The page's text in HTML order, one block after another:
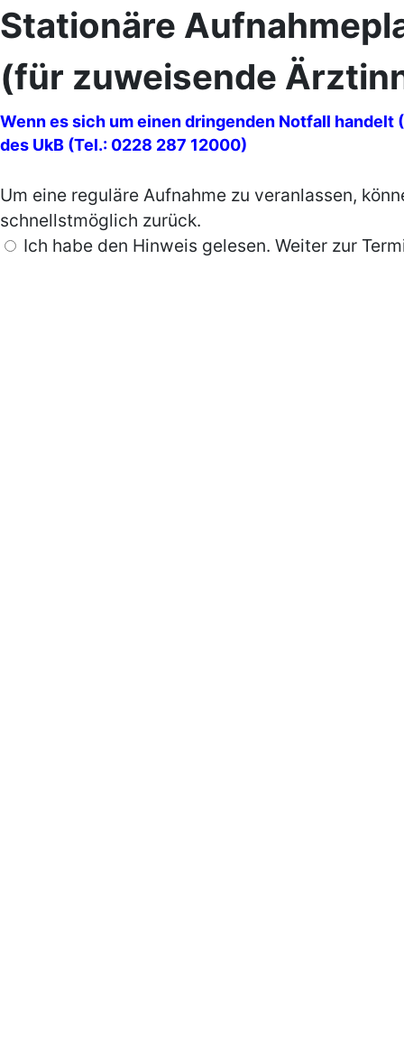
Stationäre
(für zuweisende
Wenn es sich um einen dringenden Notfall
des UkB (Tel.: 0228 287 12000)
Um eine reguläre Aufnahme zu veranlassen,
schnellstmöglich zurück.
Ich habe den Hinweis gelesen. Weiter zur